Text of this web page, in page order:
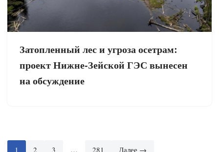
Затопленный лес и угроза осетрам:
проект Нижне-Зейской ГЭС вынесен
на обсуждение
1 2 3 … 281 Далее →